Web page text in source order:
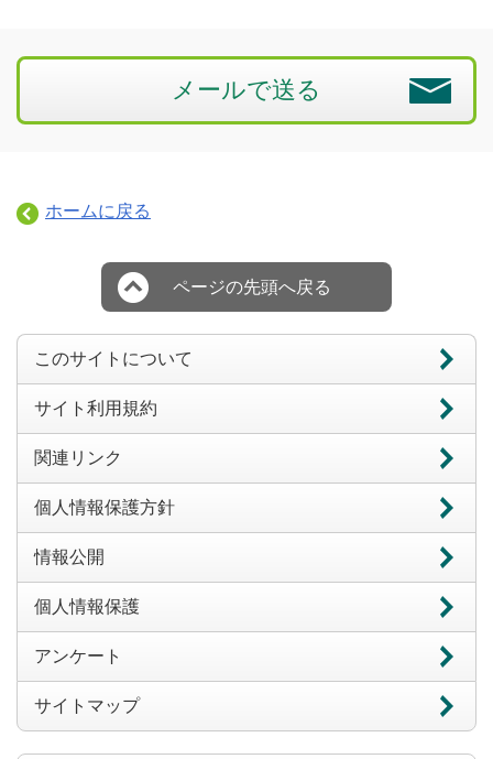
メールで送る
ホームに戻る
ページの先頭へ戻る
このサイトについて
サイト利用規約
関連リンク
個人情報保護方針
情報公開
個人情報保護
アンケート
サイトマップ